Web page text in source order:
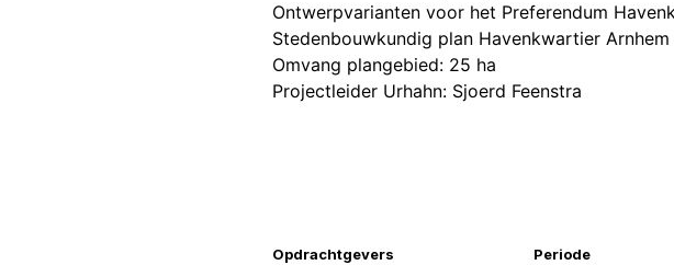
Ontwerpvarianten voor het Preferendum
Stedenbouwkundig plan Havenkwartier
Omvang plangebied: 25 ha
Projectleider Urhahn: Sjoerd Feenstra
Periode
Opdrachtgevers